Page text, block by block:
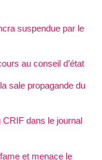
suspendue par le
au conseil d’état
sale propagande du
CRIF dans le journal
et menace le